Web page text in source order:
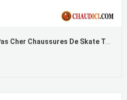
Basket Running Homme Pas Cher Chaussures De Skate Tendance Running Étudiant Décontractée